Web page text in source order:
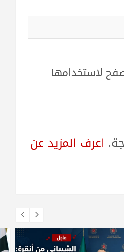
لاستخدامها
اعرف المزيد عن